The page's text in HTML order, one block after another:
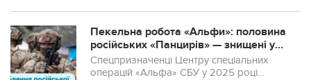
правопорушення.
Пекельна робота «Альфи»: половина
російських «Панцирів» — знищені у
2025 році
Спецпризначенці Центру спеціальних
операцій «Альфа» СБУ у 2025 році